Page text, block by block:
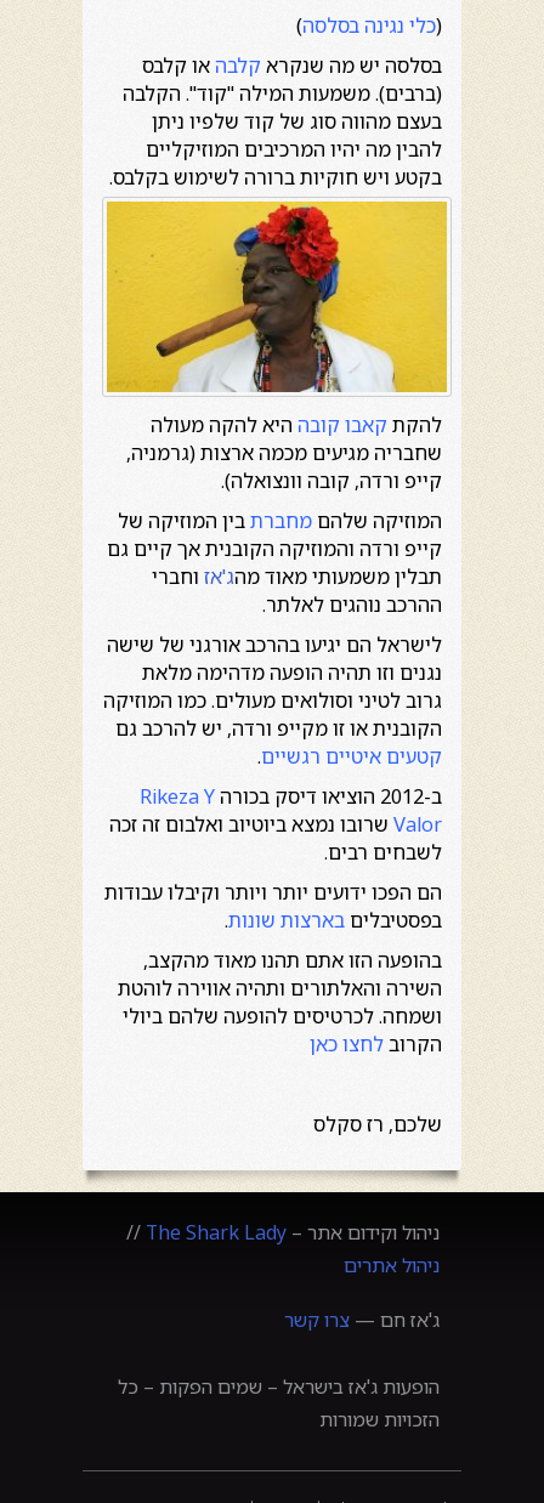
(כלי נגינה בסלסה)
בסלסה יש מה שנקרא קלבהאו קלבס
(ברבים). משמעות המילה "קוד". הקלבה
בעצם מהווה סוג של קוד שלפיו ניתן
להבין מה יהיו המרכיבים המוזיקליים
בקטע ויש חוקיות ברורה לשימוש בקלבס.
להקת קאבו קובה היא להקה מעולה
שחבריה מגיעים מכמה ארצות (גרמניה,
קייפ ורדה, קובה וונצואלה).
המוזיקה שלהם מחברתבין המוזיקה של
קייפ ורדה והמוזיקה הקובנית אך קיים גם
תבלין משמעותי מאוד מהג'אז וחברי
ההרכב נוהגים לאלתר.
לישראל הם יגיעו בהרכב אורגני של שישה
נגנים וזו תהיה הופעה מדהימה מלאת
גרוב לטיני וסולואים מעולים. כמו המוזיקה
הקובנית או זו מקייפ ורדה, יש להרכב גם
קטעים איטיים רגשיים.
ב-2012 הוציאו דיסק בכורה
Rikeza Y
Valor שרובו נמצא ביוטיוב ואלבום זה זכה
לשבחים רבים.
הם הפכו ידועים יותר ויותר וקיבלו עבודות
בפסטיבלים בארצות שונות.
בהופעה הזו אתם תהנו מאוד מהקצב,
השירה והאלתורים ותהיה אווירה לוהטת
ושמחה. לכרטיסים להופעה שלהם ביולי
הקרובלחצו כאן
שלכם, רז סקלס
ניהול וקידום אתר – The Shark Lady
//
ניהול אתרים
ג'אז חם — צרו קשר
הופעות ג'אז בישראל – שמים הפקות – כל
הזכויות שמורות